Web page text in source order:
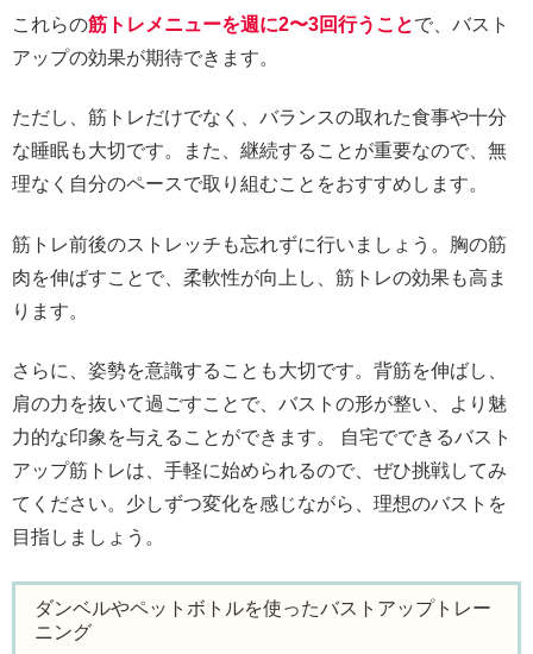
これらの筋トレメニューを週に2〜3回行うことで、バスト
アップの効果が期待できます。
ただし、筋トレだけでなく、バランスの取れた食事や十分
な睡眠も大切です。また、継続することが重要なので、無
理なく自分のペースで取り組むことをおすすめします。
筋トレ前後のストレッチも忘れずに行いましょう。胸の筋
肉を伸ばすことで、柔軟性が向上し、筋トレの効果も高ま
ります。
さらに、姿勢を意識することも大切です。背筋を伸ばし、
肩の力を抜いて過ごすことで、バストの形が整い、より魅
力的な印象を与えることができます。 自宅でできるバスト
アップ筋トレは、手軽に始められるので、ぜひ挑戦してみ
てください。少しずつ変化を感じながら、理想のバストを
目指しましょう。
ダンベルやペットボトルを使ったバストアップトレー
ニング